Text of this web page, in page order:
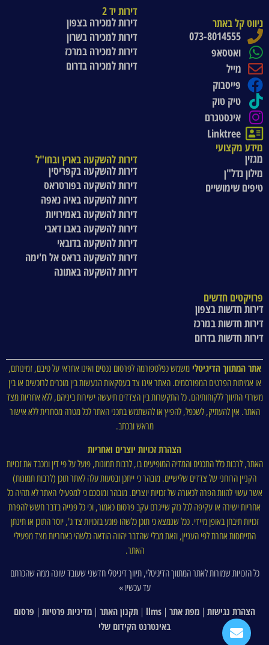
ניווט קל באתר
073-8014555
ואטסאפ
מייל
פייסבוק
טיק טוק
אינסטגרם
Linktree
דירות יד 2
דירות למכירה בצפון
דירות למכירה בשרון
דירות למכירה במרכז
דירות למכירה בדרום
מידע מקצועי
מגזין
מילון נדל"ן
טיפים שימושיים
דירות להשקעה בארץ ובחו"ל
דירות להשקעה בקפריסין
דירות להשקעה בפורטראס
דירות להשקעה באיה נאפה
דירות להשקעה באמירויות
דירות להשקעה באבו דאבי
דירות להשקעה בדובאי
דירות להשקעה בראס אל ח'ימה
דירות להשקעה באתונה
פרויקטים חדשים
דירות חדשות בצפון
דירות חדשות במרכז
דירות חדשות בדרום
אתר המתווך הדיגיטלימשמש כפלטפורמה לפרסום נכסים ואינו אחראי על טיבם, זמינותם,
או אמיתות הפרטים המפורסמים. האתר אינו צד בעסקאות הנעשות בין מוכרים לרוכשים או בין
משרדי התיווך ללקוחותיהם. כל התקשרות בין הצדדים תיעשה ישירות ביניהם, ללא אחריות מצד
האתר. אין להעתיק, לשכפל, להפיץ או להשתמש בתכני האתר לכל מטרה מסחרית ללא אישור
מראש ובכתב.
הצהרת זכויות יוצרים ואחריות
האתר, לרבות כלל התכנים והמדיה המופיעים בו, לרבות תמונות, פועל על פי דין ומכבד את זכויות
הקניין הרוחני של צדדים שלישיים. מובהר כי ייתכן ובטעות עלה לאתר תוכן (לרבות תמונות)
אשר עשוי להוות הפרה לכאורה של זכויות יוצרים. מובהר ומוסכם כי למפעילי האתר לא תהיה כל
אחריות ישירה או עקיפה לכל נזק שייגרם עקב פרסום כאמור, וכי כל פנייה בדבר חשש להפרת
זכויות תיבחן באופן מיידי. ככל שנמצא כי תוכן כלשהו פוגע בזכויות צד ג', יוסר התוכן או תינתן
התייחסות אחרת לפי העניין, וזאת מבלי שהדבר יהווה הודאה כלשהי באחריות מצד מפעילי
האתר.
כל הזכויות שמורות לאתר המתווך הדיגיטלי, תיווך דיגיטלי חדשני שעובד שונה ממה שהכרתם
עד עכשיו »
הצהרת נגישות | מפת אתר |
llms
| תקנון האתר | מדיניות פרטיות | פרסום
באינטרנט הקידום שלי